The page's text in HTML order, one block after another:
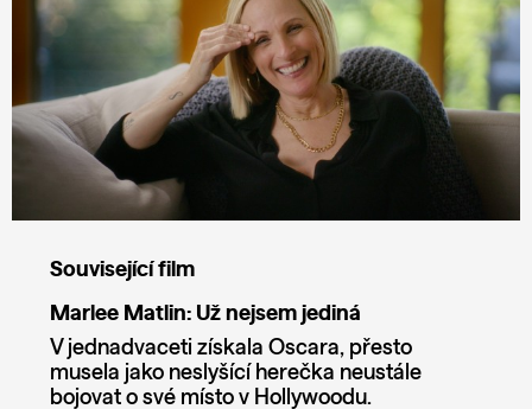
Související film
Marlee Matlin: Už nejsem jediná
V jednadvaceti získala Oscara, přesto
musela jako neslyšící herečka neustále
bojovat o své místo v Hollywoodu.